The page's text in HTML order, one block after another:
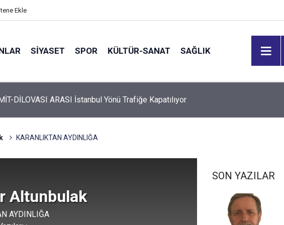
Ekle
SİYASET SPOR KÜLTÜR-SANAT SAĞLIK
TEM İZMİT-DİLOVASI ARASI İstanbul Yönü Trafiğe Kapatılıyor
KARANLIKTAN AYDINLIĞA
Altunbulak
AYDINLIĞA
SON YAZILAR